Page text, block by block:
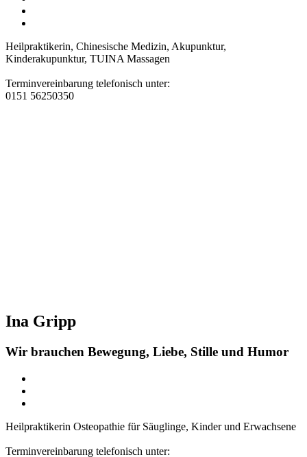
Heilpraktikerin, Chinesische Medizin, Akupunktur,
Kinderakupunktur, TUINA Massagen
Terminvereinbarung telefonisch unter:
0151 56250350
Ina Gripp
Wir brauchen Bewegung, Liebe, Stille und Humor
Heilpraktikerin Osteopathie für Säuglinge, Kinder und Erwachsene
Terminvereinbarung telefonisch unter: